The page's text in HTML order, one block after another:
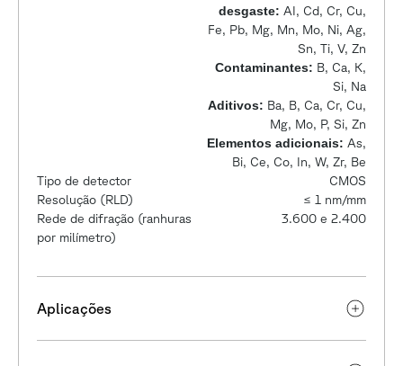
desgaste: AI, Cd, Cr, Cu,
Fe, Pb, Mg, Mn, Mo, Ni, Ag,
Sn, Ti, V, Zn
Contaminantes: B, Ca, K,
Si, Na
Aditivos: Ba, B, Ca, Cr, Cu,
Mg, Mo, P, Si, Zn
Elementos adicionais: As,
Bi, Ce, Co, In, W, Zr, Be
Tipo de detector
CMOS
Resolução (RLD)
≤ 1 nm/mm
Rede de difração (ranhuras
por milímetro)
3.600 e 2.400
Aplicações